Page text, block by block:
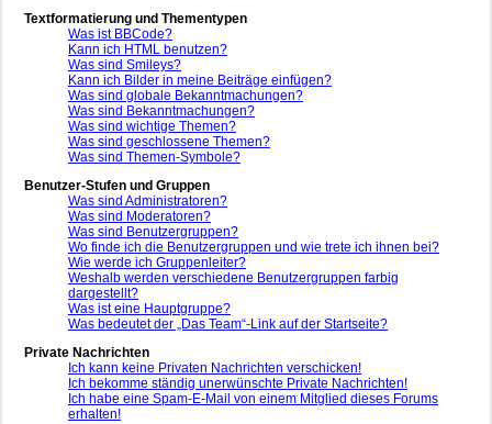
Textformatierung und Thementypen
Was ist BBCode?
Kann ich HTML benutzen?
Was sind Smileys?
Kann ich Bilder in meine Beiträge einfügen?
Was sind globale Bekanntmachungen?
Was sind Bekanntmachungen?
Was sind wichtige Themen?
Was sind geschlossene Themen?
Was sind Themen-Symbole?
Benutzer-Stufen und Gruppen
Was sind Administratoren?
Was sind Moderatoren?
Was sind Benutzergruppen?
Wo finde ich die Benutzergruppen und wie trete ich ihnen bei?
Wie werde ich Gruppenleiter?
Weshalb werden verschiedene Benutzergruppen farbig
dargestellt?
Was ist eine Hauptgruppe?
Was bedeutet der „Das Team“-Link auf der Startseite?
Private Nachrichten
Ich kann keine Privaten Nachrichten verschicken!
Ich bekomme ständig unerwünschte Private Nachrichten!
Ich habe eine Spam-E-Mail von einem Mitglied dieses Forums
erhalten!